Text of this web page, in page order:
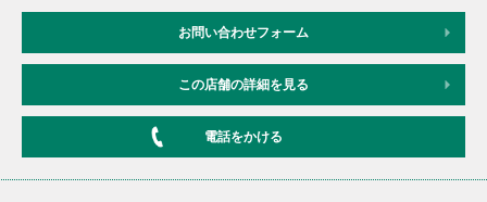
お問い合わせフォーム
この店舗の詳細を見る
電話をかける